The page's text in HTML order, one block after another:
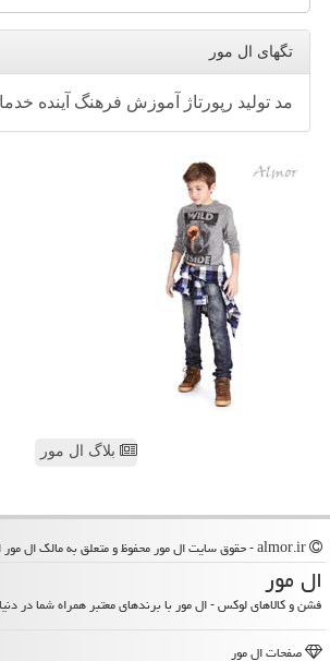
تگهای ال مور
مد تولید رپورتاژ آموزش فرهنگ آینده
بلاگ ال مور
ال مور
فشن و کالاهای لوکس - ال مور با برندهای معتبر همراه شما در
صفحات ال مور